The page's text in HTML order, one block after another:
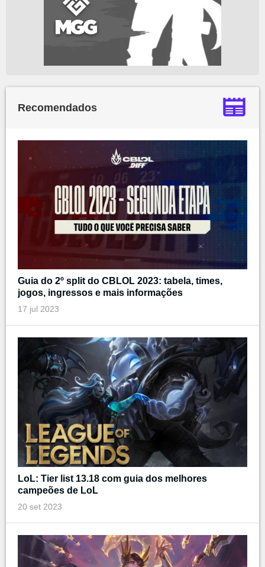
Recomendados
Guia do 2º split do CBLOL 2023: tabela, times,
jogos, ingressos e mais informações
17 jul 2023
LoL: Tier list 13.18 com guia dos melhores
campeões de LoL
20 set 2023